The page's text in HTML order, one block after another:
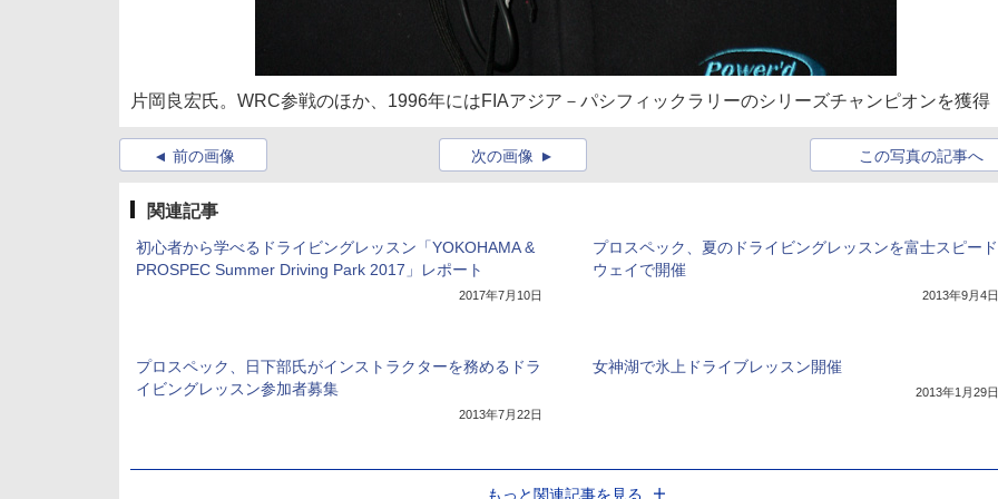
片岡良宏氏。WRC参戦のほか、1996年にはFIAアジア－パシフィックラリーのシリーズチャンピオンを獲得
前の画像 この写真の記事へ
次の画像
関連記事
初心者から学べるドライビングレッスン「YOKOHAMA &
PROSPEC Summer Driving Park 2017」レポート
2017年7月10日
プロスペック、夏のドライビングレッスンを富士スピード
ウェイで開催
2013年9月4日
プロスペック、日下部氏がインストラクターを務めるドラ
イビングレッスン参加者募集
2013年7月22日
女神湖で氷上ドライブレッスン開催
2013年1月29日
もっと関連記事を見る